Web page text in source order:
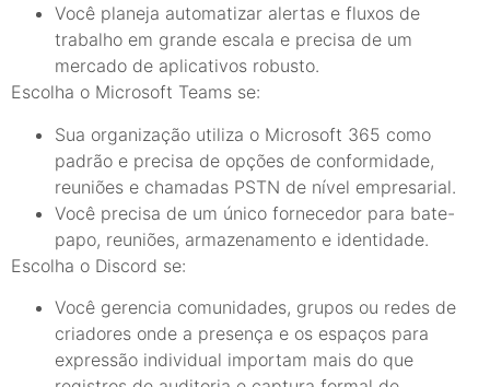
Você planeja automatizar alertas e fluxos de
trabalho em grande escala e precisa de um
mercado de aplicativos robusto.
Escolha o Microsoft Teams se:
Sua organização utiliza o Microsoft 365 como
padrão e precisa de opções de conformidade,
reuniões e chamadas PSTN de nível empresarial.
Você precisa de um único fornecedor para bate-
papo, reuniões, armazenamento e identidade.
Escolha o Discord se:
Você gerencia comunidades, grupos ou redes de
criadores onde a presença e os espaços para
expressão individual importam mais do que